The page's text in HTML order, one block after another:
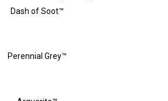
Dash of Soot™
Perennial Grey™